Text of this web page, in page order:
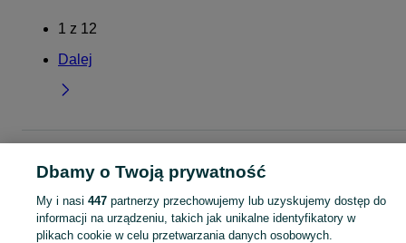
1 z 12
Dalej
Kubki - Podkarpackie
Kubki - Rzeszów
KATEGORIA
Dbamy o Twoją prywatność
My i nasi 447partnerzy przechowujemy lub uzyskujemy dostęp do
informacji na urządzeniu, takich jak unikalne identyfikatory w
plikach cookie w celu przetwarzania danych osobowych.